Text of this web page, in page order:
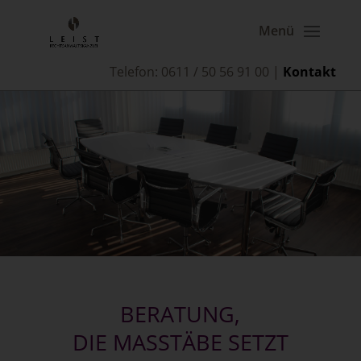
Tele­fon: 0611 / 50 56 91 00 | Kon­takt
BERA­TUNG,
DIE MAS­STÄ­BE SETZT